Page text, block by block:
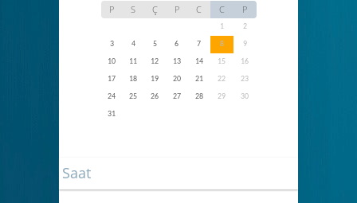
P S Ç P C C P
1
2
3
4 5 6 7 8
9
10
11 12 13 14 15
16
17
18 19 20 21 22
23
24
25 26 27 28 29
30
31
Saat